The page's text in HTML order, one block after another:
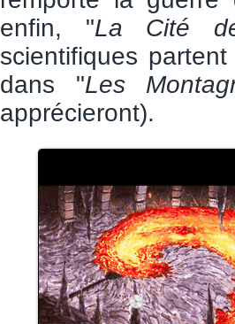
enfin, "La Cité
scientifiques
dans "Les
apprécieront).